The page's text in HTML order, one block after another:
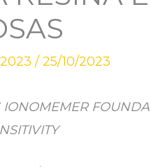
/25/10/2023
IONOMEMER